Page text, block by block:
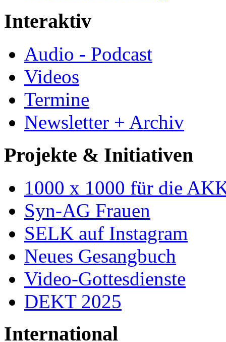
Interaktiv
Audio - Podcast
Videos
Termine
Newsletter + Archiv
Projekte & Initiativen
1000 x 1000 für die
Syn-AG Frauen
SELK auf Instagram
Neues Gesangbuch
Video-Gottesdienste
DEKT 2025
International